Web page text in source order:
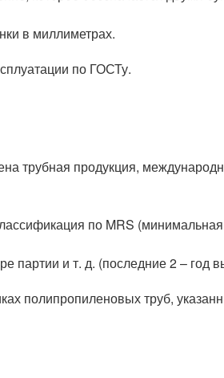
в миллиметрах.
по ГОСТу.
трубная продукция,
по MRS
и т. д. (последние 2 – год
полипропиленовых труб,